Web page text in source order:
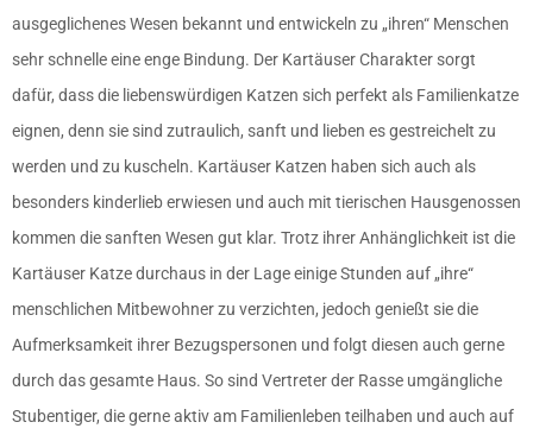
ausgeglichenes Wesen bekannt und entwickeln zu „ihren“ Menschen
sehr schnelle eine enge Bindung. Der Kartäuser Charakter sorgt
dafür, dass die liebenswürdigen Katzen sich perfekt als Familienkatze
eignen, denn sie sind zutraulich, sanft und lieben es gestreichelt zu
werden und zu kuscheln. Kartäuser Katzen haben sich auch als
besonders kinderlieb erwiesen und auch mit tierischen Hausgenossen
kommen die sanften Wesen gut klar. Trotz ihrer Anhänglichkeit ist die
Kartäuser Katze durchaus in der Lage einige Stunden auf „ihre“
menschlichen Mitbewohner zu verzichten, jedoch genießt sie die
Aufmerksamkeit ihrer Bezugspersonen und folgt diesen auch gerne
durch das gesamte Haus. So sind Vertreter der Rasse umgängliche
Stubentiger, die gerne aktiv am Familienleben teilhaben und auch auf